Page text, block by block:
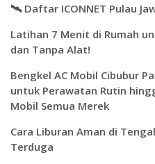
🛰️ Daftar ICONNET Pulau
Latihan 7 Menit di Rumah
dan Tanpa Alat!
Bengkel AC Mobil Cibubur
untuk Perawatan Rutin
Mobil Semua Merek
Cara Liburan Aman di
Terduga